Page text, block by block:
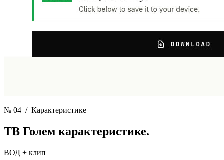
№ 04 / Карактеристике
ТВ Голем карактеристике.
ВОД + клип